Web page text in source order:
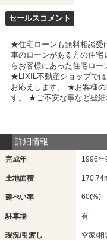
セールスコメント
★住宅ローンも無料相談受
車のローンがある方の住
らお客様にあった住宅ロー
★LIXIL不動産ショップで
お応えします。 ★お客様の
す。 ★ご不安な事など些細
詳細情報
完成年 1996年
土地面積
建ぺい率 60(%)
駐車場 有
現況/引渡し 空家/相